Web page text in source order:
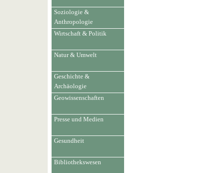
Soziologie &
Anthropologie
Wirtschaft & Politik
Natur & Umwelt
Geschichte &
Archäologie
Geowissenschaften
Presse und Medien
Gesundheit
Bibliothekswesen